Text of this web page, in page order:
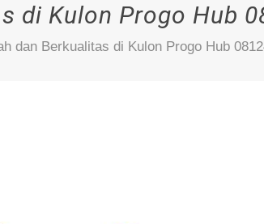
di Kulon Progo Hub
dan Berkualitas di Kulon Progo Hub